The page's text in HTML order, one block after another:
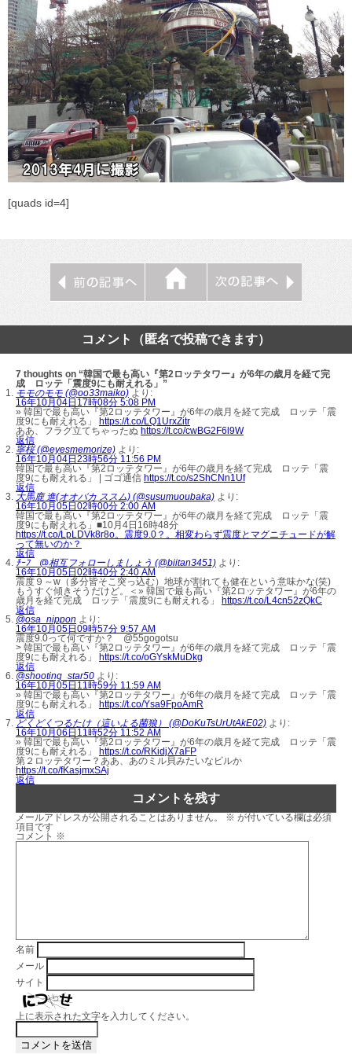
[quads id=4]
コメント（匿名で投稿できます）
7 thoughts on “韓国で最も高い『第2ロッテタワー』が6年の歳月を経て完
成 ロッテ「震度9にも耐えれる」”
モモのモモ (@oo33maiko) より:
16年10月04日17時08分 5:08 PM
» 韓国で最も高い『第2ロッテタワー』が6年の歳月を経て完成 ロッテ「震
度9にも耐えれる」 https://t.co/LQ1UrxZitr
ああ、フラグ立てちゃったぬ https://t.co/cwBG2F6l9W
返信
寧桜 (@eyesmemorize) より:
16年10月04日23時56分 11:56 PM
韓国で最も高い『第2ロッテタワー』が6年の歳月を経て完成 ロッテ「震
度9にも耐えれる」 | ゴゴ通信 https://t.co/s2ShCNn1Uf
返信
大馬鹿 進(オオバカ ススム) (@susumuoubaka) より:
16年10月05日02時00分 2:00 AM
韓国で最も高い『第2ロッテタワー』が6年の歳月を経て完成 ロッテ「震
度9にも耐えれる」■10月4日16時48分
https://t.co/LpLDVk8r8o。震度9.0？。相変わらず震度とマグニチュードが解
って無いのか？
返信
ﾁｰﾌ @相互フォローしましょう (@biitan3451) より:
16年10月05日02時40分 2:40 AM
震度９～w（多分皆そこ突っ込む）地球が割れても健在という意味かな(笑)
もうすぐ傾きそうだけど。＜» 韓国で最も高い『第2ロッテタワー』が6年の
歳月を経て完成 ロッテ「震度9にも耐えれる」 https://t.co/L4cn52zQkC
返信
@osa_nippon より:
16年10月05日09時57分 9:57 AM
震度9.0って何ですか？ @55gogotsu
> 韓国で最も高い『第2ロッテタワー』が6年の歳月を経て完成 ロッテ「震
度9にも耐えれる」 https://t.co/oGYskMuDkg
返信
@shooting_star50 より:
16年10月05日11時59分 11:59 AM
» 韓国で最も高い『第2ロッテタワー』が6年の歳月を経て完成 ロッテ「震
度9にも耐えれる」 https://t.co/Ysa9FpoAmR
返信
どくどくつるたけ（這いよる菌狼） (@DoKuTsUrUtAkE02) より:
16年10月06日11時52分 11:52 AM
» 韓国で最も高い『第2ロッテタワー』が6年の歳月を経て完成 ロッテ「震
度9にも耐えれる」 https://t.co/RKidjX7aFP
第２ロッテタワー？ああ、あのミル貝みたいなビルか
https://t.co/fKasjmxSAj
返信
コメントを残す
メールアドレスが公開されることはありません。 ※ が付いている欄は必須
項目です
コメント ※
名前
メール
サイト
上に表示された文字を入力してください。